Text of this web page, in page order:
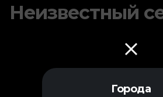
Города
Неизвестный